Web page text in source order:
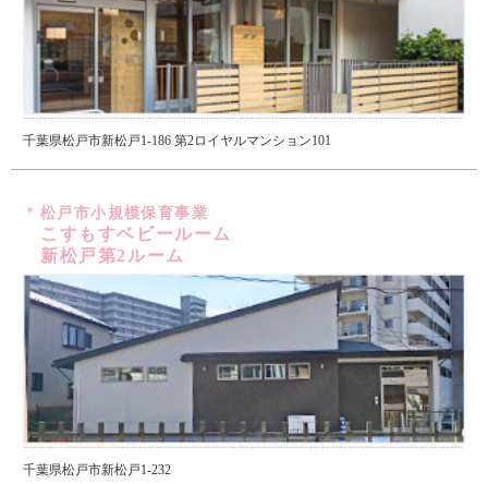
千葉県松戸市新松戸1-186 第2ロイヤルマンション101
松戸市小規模保育事業
こすもすベビールーム
新松戸第2ルーム
千葉県松戸市新松戸1-232